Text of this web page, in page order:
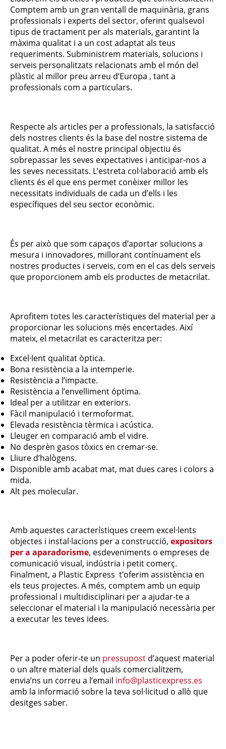
Comptem amb un gran ventall de maquinària, grans
professionals i experts del sector, oferint qualsevol
tipus de tractament per als materials, garantint la
màxima qualitat i a un cost adaptat als teus
requeriments. Subministrem materials, solucions i
serveis personalitzats relacionats amb el món del
plàstic al millor preu arreu d’Europa , tant a
professionals com a particulars.
Respecte als articles per a professionals, la satisfacció
dels nostres clients és la base del nostre sistema de
qualitat. A més el nostre principal objectiu és
sobrepassar les seves expectatives i anticipar-nos a
les seves necessitats. L’estreta col·laboració amb els
clients és el que ens permet conèixer millor les
necessitats individuals de cada un d’ells i les
específiques del seu sector econòmic.
És per això que som capaços d’aportar solucions a
mesura i innovadores, millorant contínuament els
nostres productes i serveis, com en el cas dels serveis
que proporcionem amb els productes de metacrilat.
Aprofitem totes les característiques del material per a
proporcionar les solucions més encertades. Així
mateix, el metacrilat es caracteritza per:
Excel·lent qualitat òptica.
Bona resistència a la intemperie.
Resistència a l’impacte.
Resistència a l’envelliment óptima.
Ideal per a utilitzar en exteriors.
Fàcil manipulació i termoformat.
Elevada resistència tèrmica i acústica.
Lleuger en comparació amb el vidre.
No desprèn gasos tòxics en cremar-se.
Lliure d’halògens.
Disponible amb acabat mat, mat dues cares i colors a
mida.
Alt pes molecular.
Amb aquestes característiques creem excel·lents
objectes i instal·lacions per a construcció,expositors
per a aparadorisme, esdeveniments o empreses de
comunicació visual, indústria i petit comerç.
Finalment, a Plastic Express t’oferim assistència en
els teus projectes. A més, comptem amb un equip
professional i multidisciplinari per a ajudar-te a
seleccionar el material i la manipulació necessària per
a executar les teves idees.
Per a poder oferir-te un pressupost d’aquest material
o un altre material dels quals comercialitzem,
envia’ns un correu a l’email info@plasticexpress.es
amb la informació sobre la teva sol·licitud o allò que
desitges saber.